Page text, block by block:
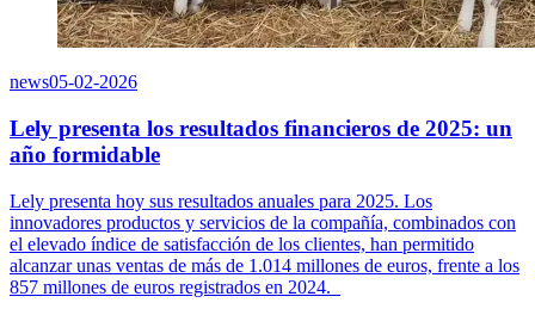
news05-02-2026
Lely presenta los resultados financieros de 2025: un
año formidable
Lely presenta hoy sus resultados anuales para 2025. Los
innovadores productos y servicios de la compañía, combinados con
el elevado índice de satisfacción de los clientes, han permitido
alcanzar unas ventas de más de 1.014 millones de euros, frente a los
857 millones de euros registrados en 2024.